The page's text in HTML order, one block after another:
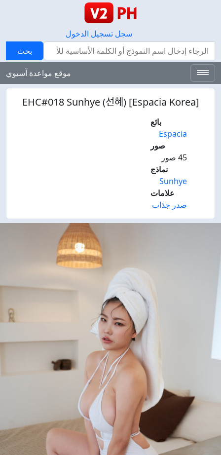
سجل تسجيل الدخول
بحث
بحث
موقع مواعدة آسيوي
[Espacia Korea] EHC#018 Sunhye (선혜)
بائع
Espacia
صور
45 صور
نماذج
Sunhye
علامات
صدر جذاب